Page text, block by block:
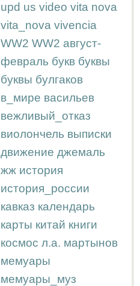
upd us video vita nova
vita_nova vivencia
WW2 WW2 август-
февраль букв буквы
буквы булгаков
в_мире васильев
вежливый_отказ
виолончель выписки
движение джемаль
жж история
история_россии
кавказ календарь
карты китай книги
космос л.а. мартынов
мемуары
мемуары_муз